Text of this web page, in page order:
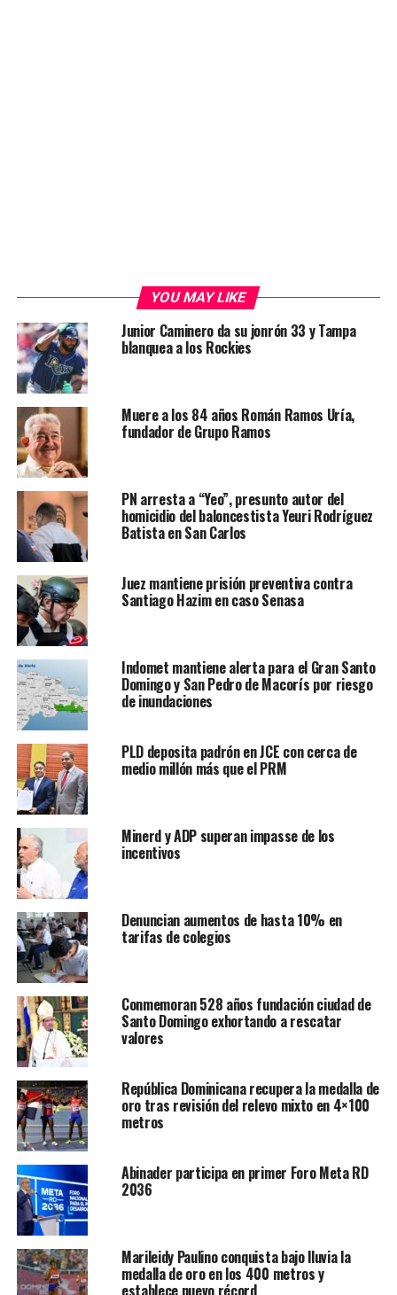
YOU MAY LIKE
Junior Caminero da su jonrón 33 y Tampa
blanquea a los Rockies
Muere a los 84 años Román Ramos Uría,
fundador de Grupo Ramos
PN arresta a “Yeo”, presunto autor del
homicidio del baloncestista Yeuri Rodríguez
Batista en San Carlos
Juez mantiene prisión preventiva contra
Santiago Hazim en caso Senasa
Indomet mantiene alerta para el Gran Santo
Domingo y San Pedro de Macorís por riesgo
de inundaciones
PLD deposita padrón en JCE con cerca de
medio millón más que el PRM
Minerd y ADP superan impasse de los
incentivos
Denuncian aumentos de hasta 10% en
tarifas de colegios
Conmemoran 528 años fundación ciudad de
Santo Domingo exhortando a rescatar
valores
República Dominicana recupera la medalla de
oro tras revisión del relevo mixto en 4×100
metros
Abinader participa en primer Foro Meta RD
2036
Marileidy Paulino conquista bajo lluvia la
medalla de oro en los 400 metros y
establece nuevo récord